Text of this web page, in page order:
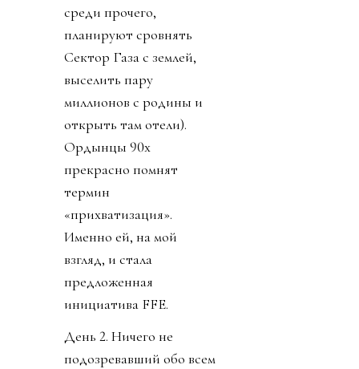
среди прочего,
планируют сровнять
Сектор Газа с землей,
выселить пару
миллионов с родины и
открыть там отели).
Ордынцы 90х
прекрасно помнят
термин
«прихватизация».
Именно ей, на мой
взгляд, и стала
предложенная
инициатива FFE.
День 2. Ничего не
подозревавший обо всем